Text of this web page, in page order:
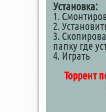
Установка:
1.
2.
3.
папку где
4. Играть
Торрент